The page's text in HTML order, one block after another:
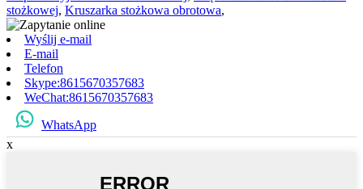
stożkowej, Kruszarka stożkowa obrotowa,
Wyślij e-mail
E-mail
Telefon
Skype:8615670357683
WeChat:8615670357683
WhatsApp
x